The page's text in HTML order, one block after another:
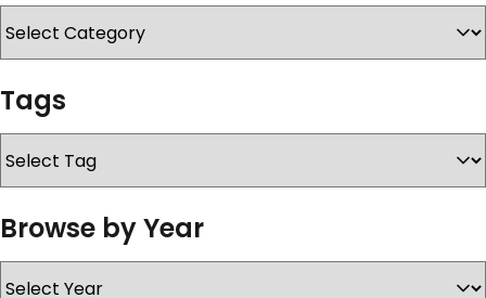
KONTAKT
Tags
Browse by Year